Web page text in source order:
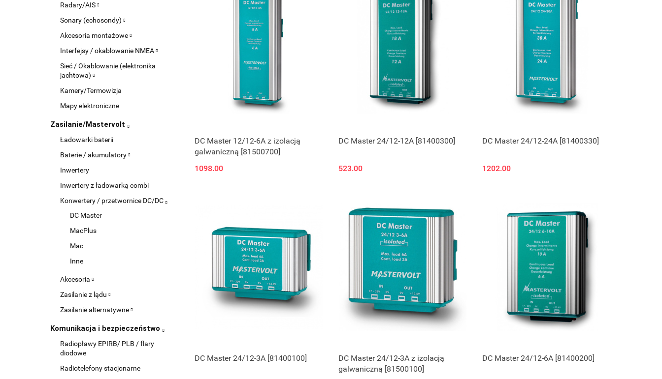
Radary/AIS
Sonary (echosondy)
Akcesoria montażowe
Interfejsy / okablowanie NMEA
Sieć / Okablowanie (elektronika
jachtowa)
Kamery/Termowizja
Mapy elektroniczne
Zasilanie/Mastervolt
Ładowarki baterii
Baterie / akumulatory
Inwertery
Inwertery z ładowarką combi
Konwertery / przetwornice DC/DC
DC Master
MacPlus
Mac
Inne
Akcesoria
Zasilanie z lądu
Zasilanie alternatywne
Komunikacja i bezpieczeństwo
Radiopławy EPIRB/ PLB / flary
diodowe
Radiotelefony stacjonarne
DC Master 12/12-6A z izolacją
galwaniczną [81500700]
1098.00
DC Master 24/12-12A [81400300]
523.00
DC Master 24/12-24A [81400330]
1202.00
DC Master 24/12-3A [81400100]
DC Master 24/12-3A z izolacją
galwaniczną [81500100]
DC Master 24/12-6A [81400200]